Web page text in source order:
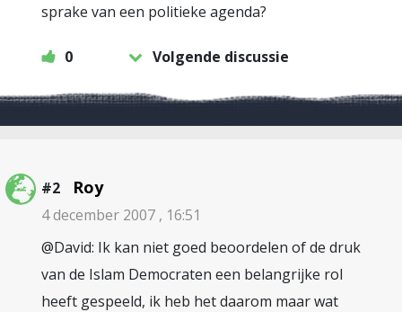
sprake van een politieke agenda?
0 Volgende discussie
#2 Roy
4 december 2007 , 16:51
@David: Ik kan niet goed beoordelen of de druk
van de Islam Democraten een belangrijke rol
heeft gespeeld, ik heb het daarom maar wat